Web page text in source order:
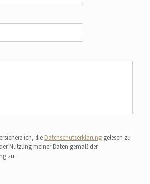
ich, die Datenschutzerklärung gelesen zu
Nutzung meiner Daten gemäß der
zu.